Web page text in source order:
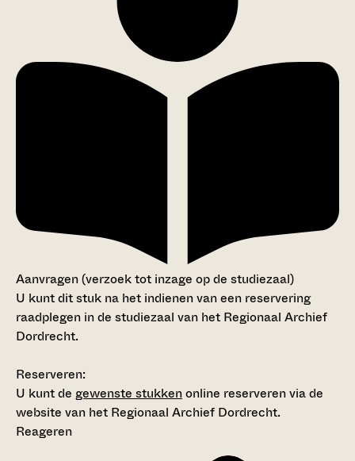
Aanvragen (verzoek tot inzage op de studiezaal)
U kunt dit stuk na het indienen van een reservering
raadplegen in de studiezaal van het Regionaal Archief
Dordrecht.
Reserveren:
U kunt de gewenste stukkenonline reserveren via de
website van het Regionaal Archief Dordrecht.
Reageren